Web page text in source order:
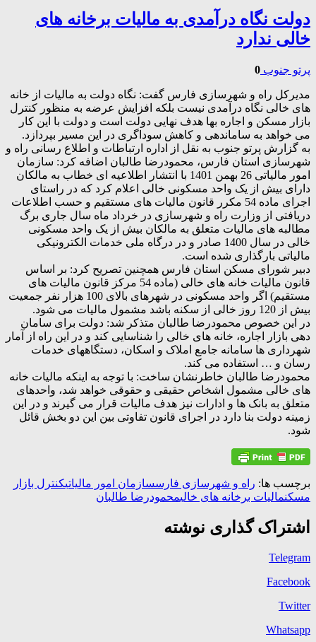
دولت نگاه درآمدی به مالیات برخانه های
خالی ندارد
پرتو جنوب 0
مدیرکل راه و شهرسازی فارس گفت: نگاه دولت به مالیات از خانه
های خالی نگاه درآمدی نیست بلکه افزایش عرضه به منظور کنترل
بازار مسکن و اجاره بها هدف نهایی دولت است و دولت با این کار
می خواهد به ساماندهی و کاهش سوداگری در این مسیر بپردازد.
به گزارش پرتو جنوب به نقل از اداره ارتباطات و اطلاع رسانی راه و
شهرسازی استان فارس، محمودرضا طالبان اضافه کرد: سازمان
امور مالیاتی 26 بهمن 1401 با انتشار اطلاعیه ای خطاب به مالکان
دارای بیش از یک واحد مسکونی خالی اعلام کرد که در راستای
اجرای ماده 54 مکرر قانون مالیات های مستقیم و حسب اطلاعات
دریافتی از وزارت راه و شهرسازی در خرداد ماه سال جاری برگ
مطالبه های مالیات متعلق به مالکان بیش از یک واحد مسکونی
خالی در سال 1400 صادر و در درگاه ملی خدمات الکترونیکی
مالیاتی بارگذاری شده است.
دبیر شورای مسکن استان فارس همچنین تصریح کرد: بر اساس
قانون مالیات خانه های خالی (ماده 54 مرکز قانون مالیات های
مستقیم) اگر واحد مسکونی در شهرهای بالای 100 هزار نفر جمعیت
بیش از 120 روز خالی از سکنه باشد مشمول مالیات می شود.
در این خصوص محمودرضا طالبان متذکر شد: دولت برای سامان
دهی بازار اجاره، خانه های خالی را شناسایی کند و در این راه از آمار
شهرداری ها سامانه جامع املاک و اسکان، دستگاههای خدمات
رسان و … استفاده می کند.
محمودرضا طالبان خاطرنشان ساخت: با توجه به اینکه مالیات خانه
های خالی مشمول اشخاص حقیقی و حقوقی خواهد شد، واحدهای
متعلق به بانک ها و ادارات نیز هدف مالیات قرار می گیرند و در این
زمینه دولت بنا دارد در اجرای قانون تفاوتی بین این دو بخش قائل
شود.
برچسب ها: راه و شهرسازی فارسسازمان امور مالیاتیکنترل بازار
مسکنمالیات برخانه های خالیمحمودرضا طالبان
اشتراک گذاری نوشته
Telegram
Facebook
Twitter
Whatsapp